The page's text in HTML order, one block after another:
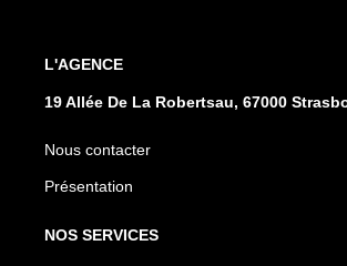
L'AGENCE
19 Allée De La Robertsau, 67000
Nous contacter
Présentation
NOS SERVICES